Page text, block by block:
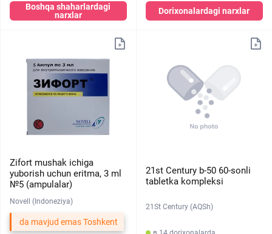
Boshqa shaharlardagi
narxlar
Dorixonalardagi narxlar
Zifort mushak ichiga
yuborish uchun eritma, 3 ml
№5 (ampulalar)
Novell (Indoneziya)
da mavjud emas Toshkent
21st Century b-50 60-sonli
tabletka kompleksi
21St Century (AQSh)